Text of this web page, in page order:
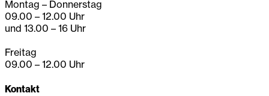
Montag – Donnerstag
09.00 – 12.00 Uhr
und 13.00 – 16 Uhr
Freitag
09.00 – 12.00 Uhr
Kontakt